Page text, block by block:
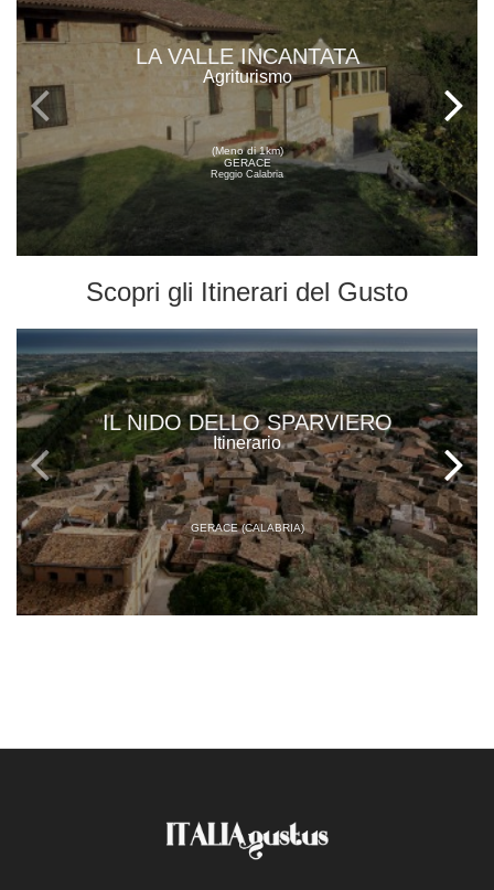
LA VALLE INCANTATA
Agriturismo
(Meno di 1km)
GERACE
Reggio Calabria
Scopri gli Itinerari del Gusto
IL NIDO DELLO SPARVIERO
Itinerario
GERACE (CALABRIA)